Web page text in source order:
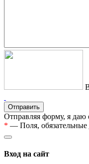
Отправляя форму, я даю
* — Поля, обязательные
Вход на сайт